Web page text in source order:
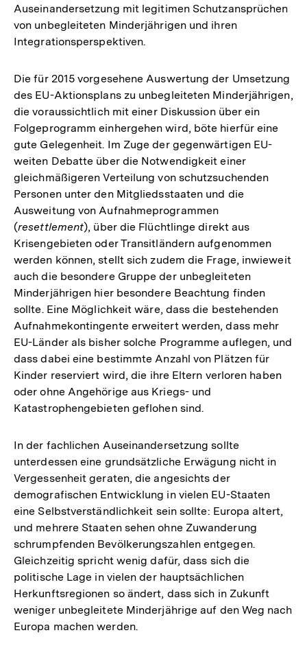
Auseinandersetzung mit legitimen Schutzansprüchen
von unbegleiteten Minderjährigen und ihren
Integrationsperspektiven.
Die für 2015 vorgesehene Auswertung der Umsetzung
des EU-Aktionsplans zu unbegleiteten Minderjährigen,
die voraussichtlich mit einer Diskussion über ein
Folgeprogramm einhergehen wird, böte hierfür eine
gute Gelegenheit. Im Zuge der gegenwärtigen EU-
weiten Debatte über die Notwendigkeit einer
gleichmäßigeren Verteilung von schutzsuchenden
Personen unter den Mitgliedsstaaten und die
Ausweitung von Aufnahmeprogrammen
(resettlement), über die Flüchtlinge direkt aus
Krisengebieten oder Transitländern aufgenommen
werden können, stellt sich zudem die Frage, inwieweit
auch die besondere Gruppe der unbegleiteten
Minderjährigen hier besondere Beachtung finden
sollte. Eine Möglichkeit wäre, dass die bestehenden
Aufnahmekontingente erweitert werden, dass mehr
EU-Länder als bisher solche Programme auflegen, und
dass dabei eine bestimmte Anzahl von Plätzen für
Kinder reserviert wird, die ihre Eltern verloren haben
oder ohne Angehörige aus Kriegs- und
Katastrophengebieten geflohen sind.
In der fachlichen Auseinandersetzung sollte
unterdessen eine grundsätzliche Erwägung nicht in
Vergessenheit geraten, die angesichts der
demografischen Entwicklung in vielen EU-Staaten
eine Selbstverständlichkeit sein sollte: Europa altert,
und mehrere Staaten sehen ohne Zuwanderung
schrumpfenden Bevölkerungszahlen entgegen.
Gleichzeitig spricht wenig dafür, dass sich die
politische Lage in vielen der hauptsächlichen
Herkunftsregionen so ändert, dass sich in Zukunft
weniger unbegleitete Minderjährige auf den Weg nach
Europa machen werden.